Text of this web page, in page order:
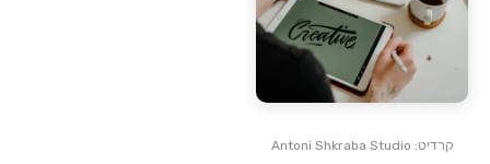
קרדיט: Antoni Shkraba Studio